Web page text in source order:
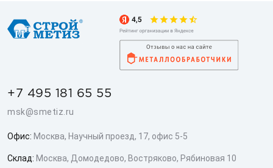
+7 495 181 65 55
msk@smetiz.ru
Офис: Москва, Научный проезд, 17, офис 5-5
Склад: Москва, Домодедово, Востряково, Рябиновая 10